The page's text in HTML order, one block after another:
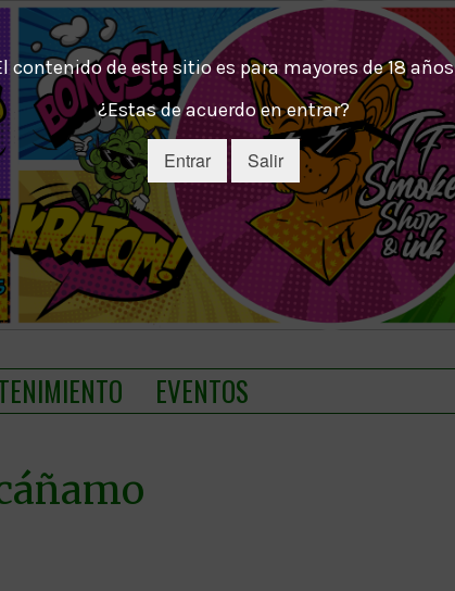
contenido de este sitio es para mayores de 18 años
¿Estas de acuerdo en entrar?
Entrar Salir
EVENTOS